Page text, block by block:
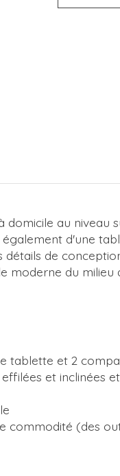
au niveau
d'une
de
du milieu
tablette et 2
et inclinées
(des